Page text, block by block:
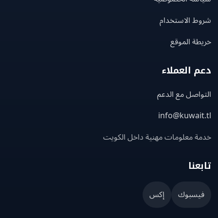
الاستخدام
الموقع
العملاء
مع الدعم
معلومات مهنية داخل الكويت
إكس